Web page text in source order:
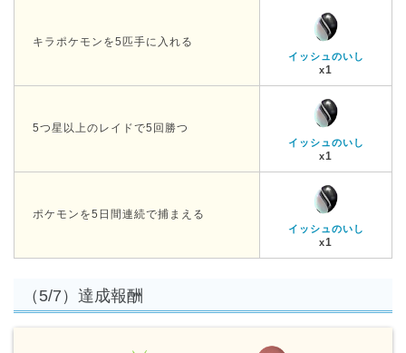
キラポケモンを5匹手に入れる
イッシュのいし
x1
5つ星以上のレイドで5回勝つ
イッシュのいし
x1
ポケモンを5日間連続で捕まえる
イッシュのいし
x1
（5/7）達成報酬